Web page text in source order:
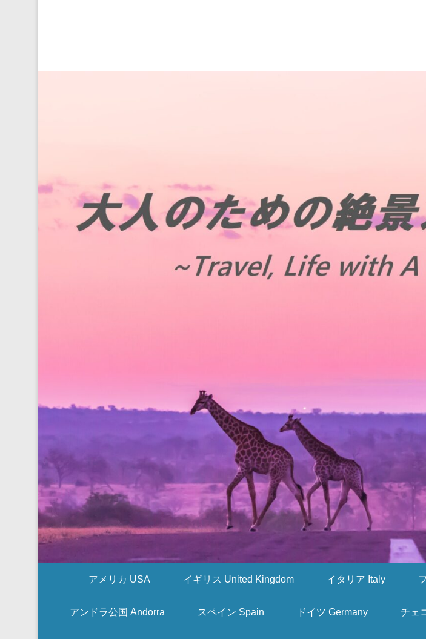
アメリカ USA イギリス United Kingdom イタリア Italy
アンドラ公国 Andorra スペイン Spain ドイツ Germany チェ